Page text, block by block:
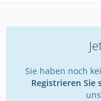
Sie haben noch
Registrieren Sie